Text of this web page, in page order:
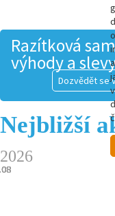
Razítková
výhody a
Dozvědět se
Nejbližší
2026